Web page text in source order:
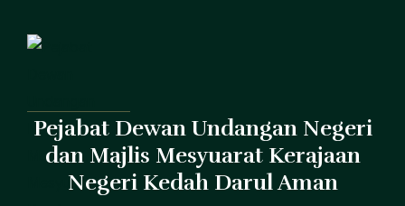
Pejabat Dewan Undangan Negeri
dan Majlis Mesyuarat Kerajaan
Negeri Kedah Darul Aman